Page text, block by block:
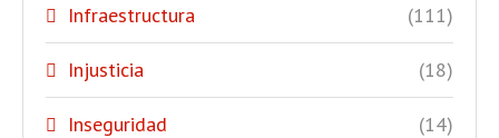
Infraestructura (111)
Injusticia (18)
Inseguridad (14)